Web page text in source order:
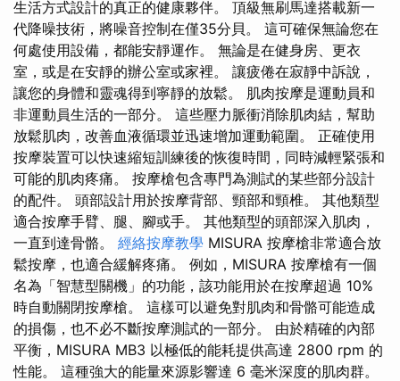
生活方式設計的真正的健康夥伴。 頂級無刷馬達搭載新一
代降噪技術，將噪音控制在僅35分貝。 這可確保無論您在
何處使用設備，都能安靜運作。 無論是在健身房、更衣
室，或是在安靜的辦公室或家裡。 讓疲倦在寂靜中訴說，
讓您的身體和靈魂得到寧靜的放鬆。 肌肉按摩是運動員和
非運動員生活的一部分。 這些壓力脈衝消除肌肉結，幫助
放鬆肌肉，改善血液循環並迅速增加運動範圍。 正確使用
按摩裝置可以快速縮短訓練後的恢復時間，同時減輕緊張和
可能的肌肉疼痛。 按摩槍包含專門為測試的某些部分設計
的配件。 頭部設計用於按摩背部、頸部和頸椎。 其他類型
適合按摩手臂、腿、腳或手。 其他類型的頭部深入肌肉，
一直到達骨骼。 經絡按摩教學 MISURA 按摩槍非常適合放
鬆按摩，也適合緩解疼痛。 例如，MISURA 按摩槍有一個
名為「智慧型關機」的功能，該功能用於在按摩超過 10%
時自動關閉按摩槍。 這樣可以避免對肌肉和骨骼可能造成
的損傷，也不必不斷按摩測試的一部分。 由於精確的內部
平衡，MISURA MB3 以極低的能耗提供高達 2800 rpm 的
性能。 這種強大的能量來源影響達 6 毫米深度的肌肉群。